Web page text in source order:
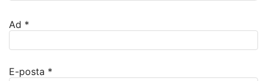
Ad *
E-posta *